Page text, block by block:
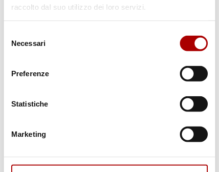
raccolto dal suo utilizzo dei loro servizi.
delNecessari
Preferenze
Statistiche
Marketing
3. Cuoci l’agnello in una padella calda fino a
aromatico!